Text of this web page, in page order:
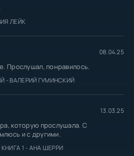
ЛЕЙК
08.04.25
Прослушал, понравилось.
- ВАЛЕРИЙ ГУМИНСКИЙ
13.03.25
которую прослушала. С
и с другими.
1 - АНА ШЕРРИ